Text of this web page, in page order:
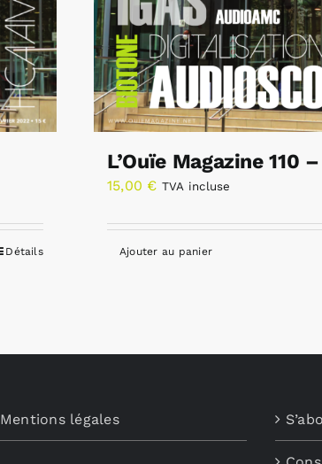
Détails
L’Ouïe Magazine 110
15,00 € TVA incluse
Ajouter au panier
Mentions légales